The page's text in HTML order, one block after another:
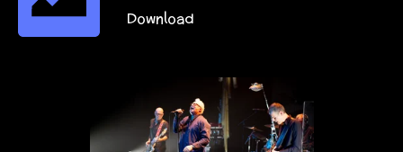
Download